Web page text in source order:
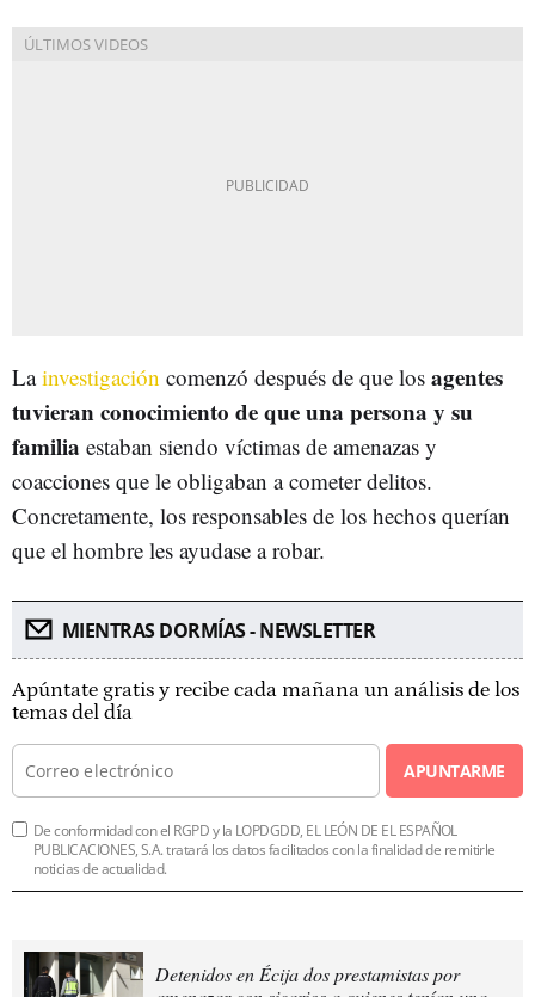
Lainvestigación comenzó después de que los agentes
tuvieran conocimiento de que una persona y su
familia estaban siendo víctimas de amenazas y
coacciones que le obligaban a cometer delitos.
Concretamente, los responsables de los hechos querían
que el hombre les ayudase a robar.
MIENTRAS DORMÍAS - NEWSLETTER
Apúntate gratis y recibe cada mañana un análisis de los
temas del día
APUNTARME
De conformidad con el RGPD y la LOPDGDD, EL LEÓN DE EL ESPAÑOL
PUBLICACIONES, S.A. tratará los datos facilitados con la finalidad de remitirle
noticias de actualidad.
Detenidos en Écija dos prestamistas por